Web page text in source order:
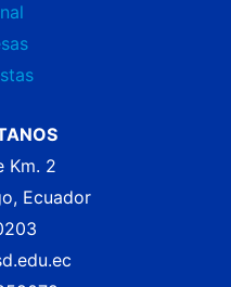
Km. 2
Ecuador